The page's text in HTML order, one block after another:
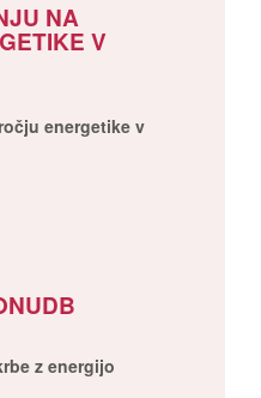
NA
V
energetike v
z energijo